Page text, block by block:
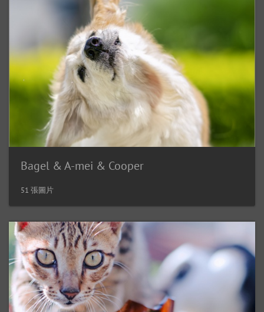
Bagel & A-mei & Cooper
51 張圖片